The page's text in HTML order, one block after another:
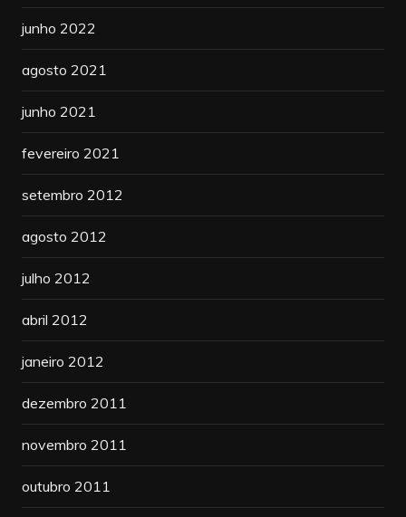
junho 2022
agosto 2021
junho 2021
fevereiro 2021
setembro 2012
agosto 2012
julho 2012
abril 2012
janeiro 2012
dezembro 2011
novembro 2011
outubro 2011